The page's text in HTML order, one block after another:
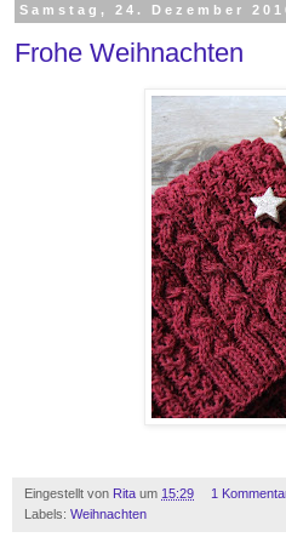
Samstag, 24. Dezember
Frohe Weihnachten
Eingestellt von Rita um 15:29
1
Labels: Weihnachten